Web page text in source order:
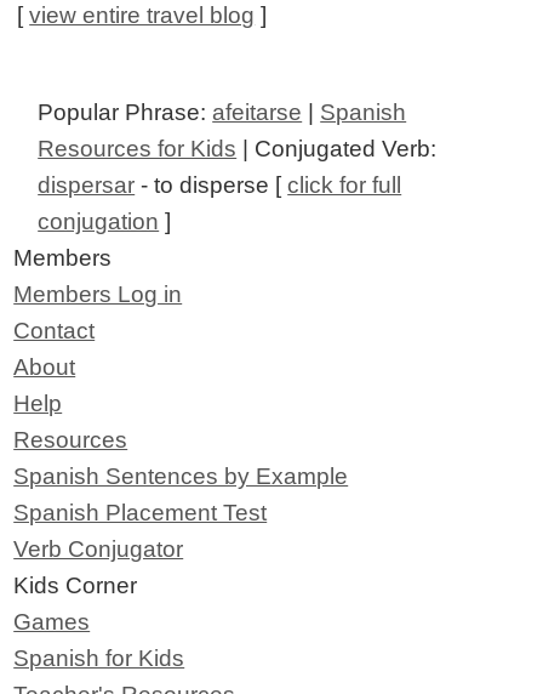
[view entire travel blog ]
Popular Phrase: afeitarse | Spanish
Resources for Kids | Conjugated Verb:
dispersar - to disperse [click for full
conjugation ]
Members
Members Log in
Contact
About
Help
Resources
Spanish Sentences by Example
Spanish Placement Test
Verb Conjugator
Kids Corner
Games
Spanish for Kids